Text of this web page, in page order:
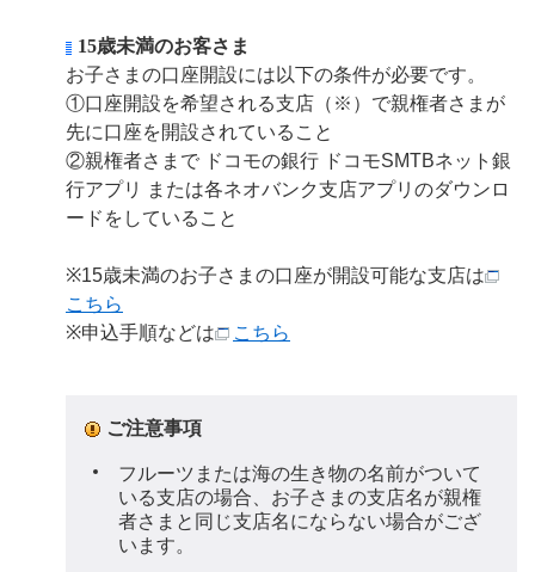
15歳未満のお客さま
お子さまの口座開設には以下の条件が必要です。
①口座開設を希望される支店（※）で親権者さまが
先に口座を開設されていること
②親権者さまで ドコモの銀行 ドコモSMTBネット銀
行アプリ または各ネオバンク支店アプリのダウンロ
ードをしていること
※15歳未満のお子さまの口座が開設可能な支店は
こちら
※申込手順などは
こちら
ご注意事項
フルーツまたは海の生き物の名前がついて
いる支店の場合、お子さまの支店名が親権
者さまと同じ支店名にならない場合がござ
います。